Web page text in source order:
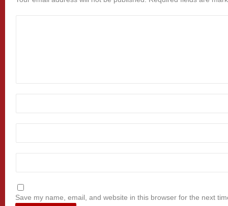
Save my name, email, and website in this browser for the next